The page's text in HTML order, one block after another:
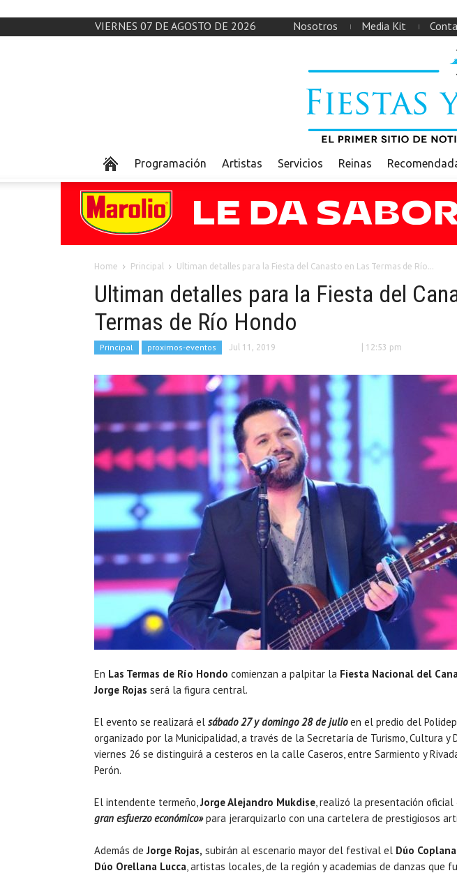
VIERNES 07 DE AGOSTO DE 2026 Nosotros Media Kit
Programación Artistas Servicios Reinas
Home Principal Ultiman detalles para la Fiesta del Canasto en Las Termas de Río...
Ultiman detalles para la Fiesta del
Termas de Río Hondo
Principal proximos-eventos Jul 11, 2019 | 12:53 pm
En Las Termas de Río Hondo comienzan a palpitar la Fiesta Nacional del
Jorge Rojas será la figura central.
El evento se realizará el sábado 27 y domingo 28de julioen el predio del
organizado por la Municipalidad, a través de la Secretaría de Turismo, Cultura y
viernes 26 se distinguirá a cesteros en la calle Caseros, entre Sarmiento y
Perón.
El intendente termeño,Jorge Alejandro Mukdise, realizó la presentación
gran esfuerzo económico»para jerarquizarlo con una cartelera de prestigiosos
Además deJorge Rojas, subirán al escenario mayor del festival el Dúo
Dúo Orellana Lucca, artistas locales, de la región y academias de danzas que